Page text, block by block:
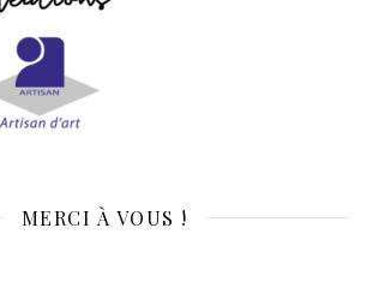
MERCI À VOUS !